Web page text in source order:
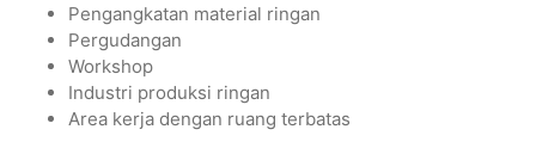
Pengangkatan material ringan
Pergudangan
Workshop
Industri produksi ringan
Area kerja dengan ruang terbatas